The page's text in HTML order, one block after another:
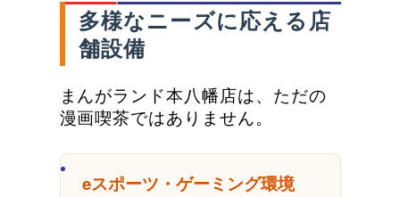
多様なニーズに応える店
舗設備
まんがランド本八幡店は、ただの
漫画喫茶ではありません。
eスポーツ・ゲーミング環境